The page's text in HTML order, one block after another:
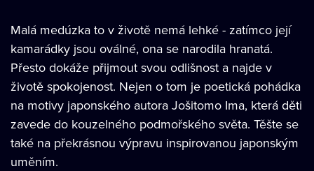
Malá medúzka to v životě nemá lehké - zatímco její
kamarádky jsou oválné, ona se narodila hranatá.
Přesto dokáže přijmout svou odlišnost a najde v
životě spokojenost. Nejen o tom je poetická pohádka
na motivy japonského autora Jošitomo Ima, která děti
zavede do kouzelného podmořského světa. Těšte se
také na překrásnou výpravu inspirovanou japonským
uměním.